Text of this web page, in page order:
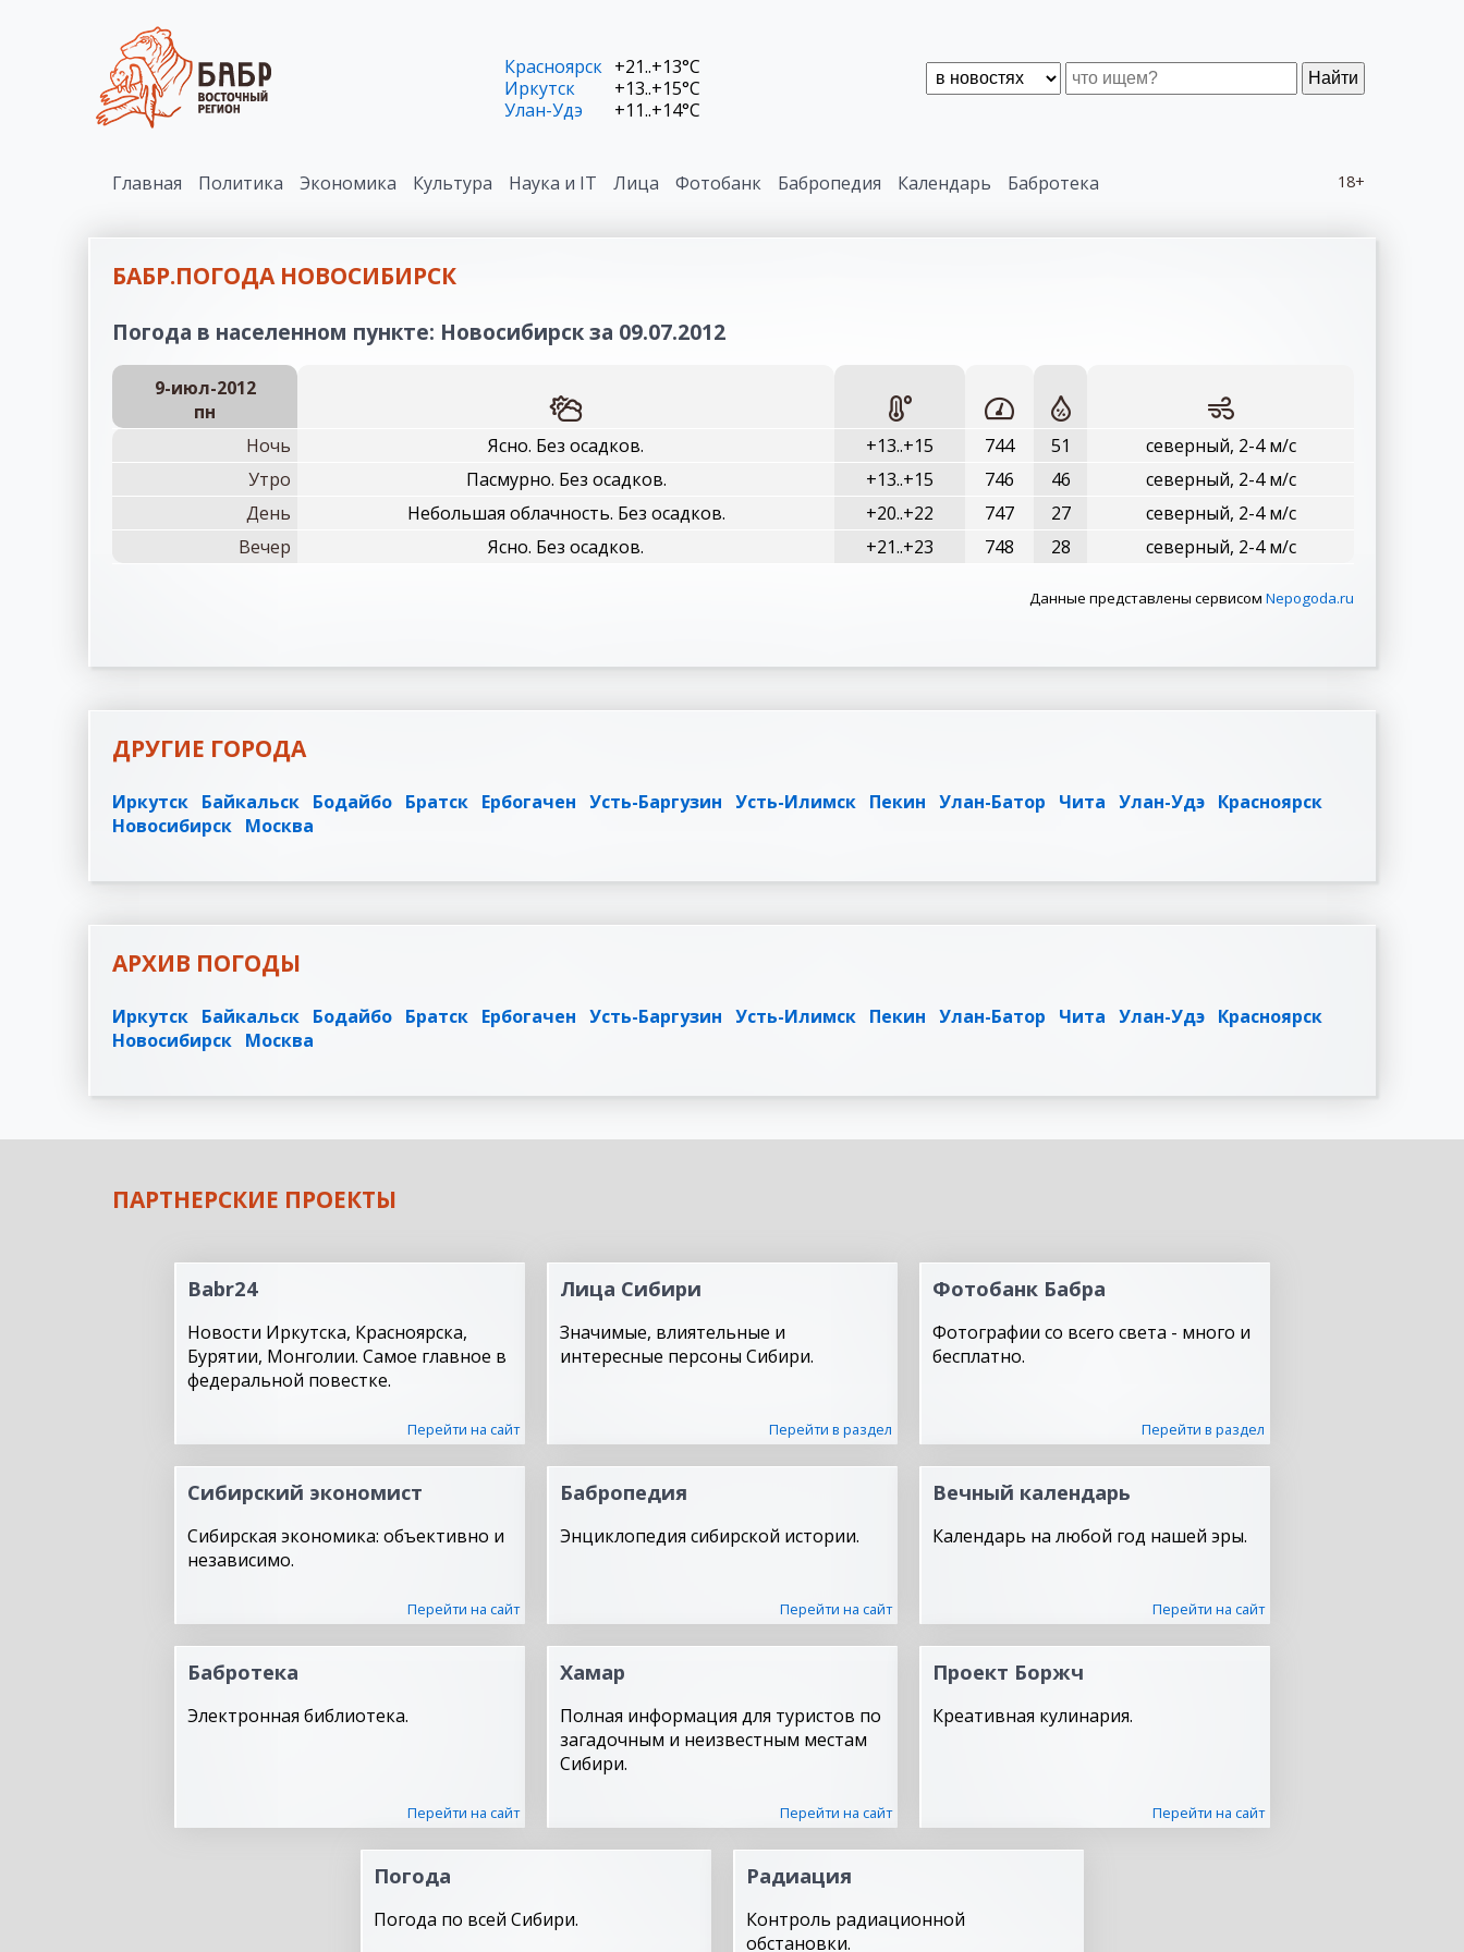
Найти
Красноярск +21..+13°C
Иркутск
+13..+15°C
Улан-Удэ
+11..+14°C
18+
Главная Политика Экономика Культура Наука и IT Лица Фотобанк Бабропедия Календарь Бабротека
БАБР.ПОГОДА НОВОСИБИРСК
Погода в населенном пункте: Новосибирск за 09.07.2012
9-июл-2012
пн
Ночь
Ясно. Без осадков. +13..+15 744 51
северный, 2-4 м/с
Утро
Пасмурно. Без осадков. +13..+15 746 46
северный, 2-4 м/с
День
Небольшая облачность. Без осадков. +20..+22 747 27
северный, 2-4 м/с
Вечер
Ясно. Без осадков. +21..+23 748 28 северный, 2-4 м/с
Данные представлены сервисом Nepogoda.ru
ДРУГИЕ ГОРОДА
Иркутск Байкальск Бодайбо Братск Ербогачен Усть-Баргузин Усть-Илимск Пекин Улан-Батор Чита Улан-Удэ Красноярск
Новосибирск Москва
АРХИВ ПОГОДЫ
Иркутск Байкальск Бодайбо Братск Ербогачен Усть-Баргузин Усть-Илимск Пекин Улан-Батор Чита Улан-Удэ Красноярск
Новосибирск Москва
ПАРТНЕРСКИЕ ПРОЕКТЫ
Babr24
Новости Иркутска, Красноярска,
Бурятии, Монголии. Самое главное в
федеральной повестке.
Перейти на сайт
Лица Сибири
Значимые, влиятельные и
интересные персоны Сибири.
Перейти в раздел
Фотобанк Бабра
Фотографии со всего света - много и
бесплатно.
Перейти в раздел
Сибирский экономист
Сибирская экономика: объективно и
независимо.
Перейти на сайт
Бабропедия
Энциклопедия сибирской истории.
Перейти на сайт
Вечный календарь
Календарь на любой год нашей эры.
Перейти на сайт
Бабротека
Электронная библиотека.
Перейти на сайт
Хамар
Полная информация для туристов по
загадочным и неизвестным местам
Сибири.
Перейти на сайт
Проект Боржч
Креативная кулинария.
Перейти на сайт
Погода
Погода по всей Сибири.
Радиация
Контроль радиационной
обстановки.